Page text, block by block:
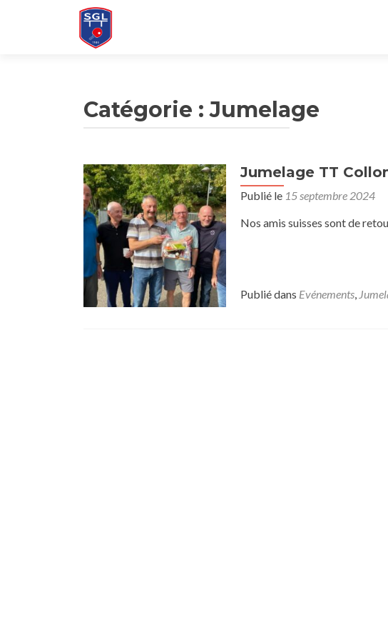
Catégorie :Jumelage
Jumelage TT
Publié le 15 septembre 2024
Nos amis suisses sont de
Publié dans Evénements,